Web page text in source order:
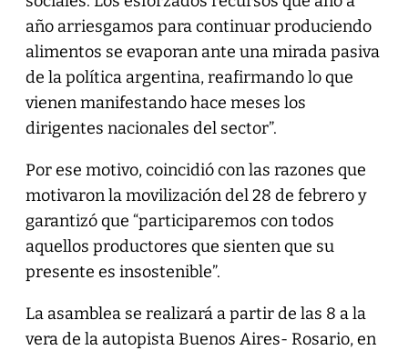
año arriesgamos para continuar produciendo
alimentos se evaporan ante una mirada pasiva
de la política argentina, reafirmando lo que
vienen manifestando hace meses los
dirigentes nacionales del sector”.
Por ese motivo, coincidió con las razones que
motivaron la movilización del 28 de febrero y
garantizó que “participaremos con todos
aquellos productores que sienten que su
presente es insostenible”.
La asamblea se realizará a partir de las 8 a la
vera de la autopista Buenos Aires- Rosario, en